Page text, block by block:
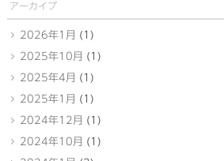
アーカイブ
2026年1月 (1)
2025年10月 (1)
2025年4月 (1)
2025年1月 (1)
2024年12月 (1)
2024年10月 (1)